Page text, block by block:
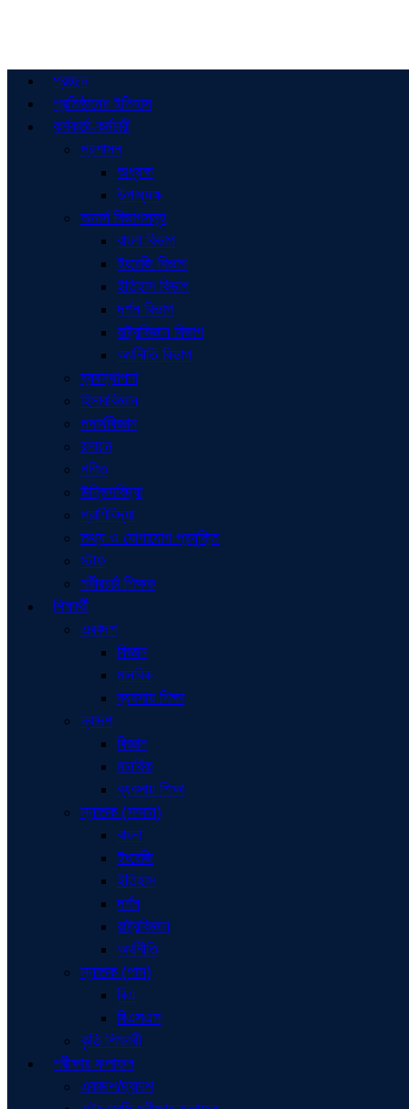
প্রচ্ছদ
প্রতিষ্ঠানের ইতিহাস
কর্মকর্তা-কর্মচারী
প্রশাসন
অধ্যক্ষ
উপাধ্যক্ষ
অনার্স বিভাগসমূহ
বাংলা বিভাগ
ইংরেজি বিভাগ
ইতিহাস বিভাগ
দর্শন বিভাগ
রাষ্ট্রবিজ্ঞান বিভাগ
অর্থনীতি বিভাগ
ব্যবস্থাপনা
হিসাববিজ্ঞান
পদার্থবিজ্ঞান
রসায়ন
গণিত
উদ্ভিদবিদ্যা
প্রাণিবিদ্যা
তথ্য ও যোগাযোগ প্রযুক্তি
স্টাফ
শরীরচর্চা শিক্ষক
শিক্ষার্থী
একাদশ
বিজ্ঞান
মানবিক
ব্যবসায় শিক্ষা
দ্বাদশ
বিজ্ঞান
মানবিক
ব্যবসায় শিক্ষা
স্নাতক (সম্মান)
বাংলা
ইংরেজি
ইতিহাস
দর্শন
রাষ্ট্রবিজ্ঞান
অর্থনীতি
স্নাতক (পাস)
বিএ
বিএসএস
কৃতি শিক্ষার্থী
পরীক্ষার ফলাফল
একাদশ/দ্বাদশ